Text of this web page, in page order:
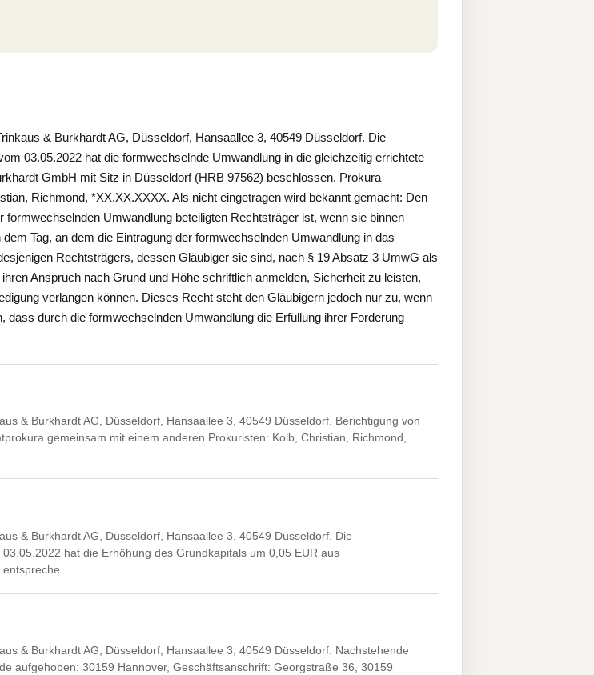
& Burkhardt AG, Düsseldorf, Hansaallee 3, 40549 Düsseldorf. Die
03.05.2022 hat die formwechselnde Umwandlung in die gleichzeitig errichtete
GmbH mit Sitz in Düsseldorf (HRB 97562) beschlossen. Prokura
Richmond, *XX.XX.XXXX. Als nicht eingetragen wird bekannt gemacht: Den
formwechselnden Umwandlung beteiligten Rechtsträger ist, wenn sie binnen
Tag, an dem die Eintragung der formwechselnden Umwandlung in das
Rechtsträgers, dessen Gläubiger sie sind, nach § 19 Absatz 3 UmwG als
Anspruch nach Grund und Höhe schriftlich anmelden, Sicherheit zu leisten,
verlangen können. Dieses Recht steht den Gläubigern jedoch nur zu, wenn
dass durch die formwechselnden Umwandlung die Erfüllung ihrer Forderung
& Burkhardt AG, Düsseldorf, Hansaallee 3, 40549 Düsseldorf. Berichtigung von
gemeinsam mit einem anderen Prokuristen: Kolb, Christian, Richmond,
& Burkhardt AG, Düsseldorf, Hansaallee 3, 40549 Düsseldorf. Die
hat die Erhöhung des Grundkapitals um 0,05 EUR aus
& Burkhardt AG, Düsseldorf, Hansaallee 3, 40549 Düsseldorf. Nachstehende
aufgehoben: 30159 Hannover, Geschäftsanschrift: Georgstraße 36, 30159